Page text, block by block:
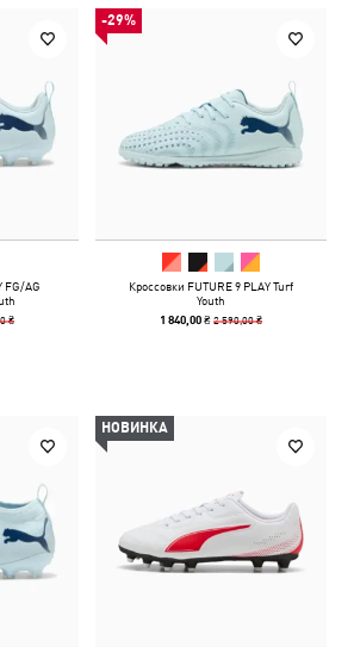
FG/AG
₴
-29%
Кроссовки FUTURE 9 PLAY Turf
Youth
1 840,00 ₴2 590,00 ₴
НОВИНКА